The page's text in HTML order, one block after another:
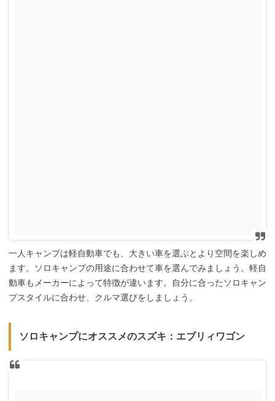
一人キャンプは軽自動車でも、大きい車を選ぶとより空間を楽しめ
ます。ソロキャンプの用途に合わせて車を選んでみましょう。軽自
動車もメーカーによって特徴が違います。自分に合ったソロキャン
プスタイルに合わせ、クルマ選びをしましょう。
ソロキャンプにオススメのスズキ：エブリィワゴン